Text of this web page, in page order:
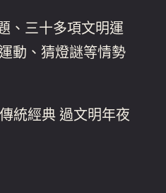
、三十多項文明運
動、猜燈謎等情勢
統經典 過文明年夜